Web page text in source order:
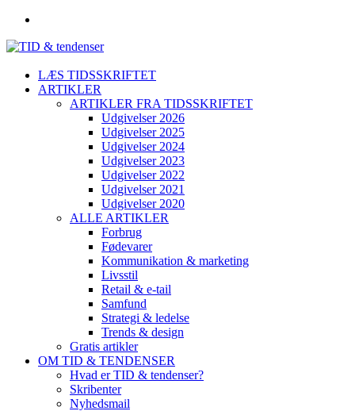
LÆS TIDSSKRIFTET
ARTIKLER
ARTIKLER FRA TIDSSKRIFTET
Udgivelser 2026
Udgivelser 2025
Udgivelser 2024
Udgivelser 2023
Udgivelser 2022
Udgivelser 2021
Udgivelser 2020
ALLE ARTIKLER
Forbrug
Fødevarer
Kommunikation & marketing
Livsstil
Retail & e-tail
Samfund
Strategi & ledelse
Trends & design
Gratis artikler
OM TID & TENDENSER
Hvad er TID & tendenser?
Skribenter
Nyhedsmail